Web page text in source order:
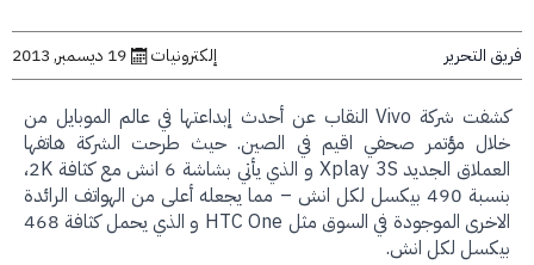
إلكترونيات 19 ديسمبر, 2013
كشفت شركة Vivo النقاب عن أحدث إبداعتها في عالم الموبايل من
مؤتمر صحفي اقيم في الصين. حيث طرحت الشركة هاتفها
العملاق الجديد Xplay 3S و الذي يأتي بشاشة 6 انش مع كثافة 2K،
بنسبة 490 بيكسل لكل انش – مما يجعله أعلى من الهواتف الرائدة
الاخرى الموجودة في السوق مثل HTC One و الذي يحمل كثافة 468
لكل انش.